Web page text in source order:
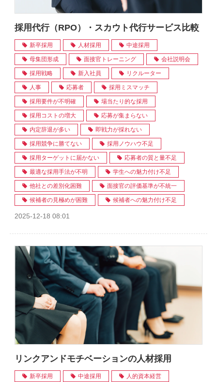
採用代行（RPO）・スカウト代行サービス比較
新卒採用 人材採用 中途採用
母集団形成 面接官トレーニング 会社説明会
採用戦略 新入社員 リクルーター
人事 応募者 採用ミスマッチ
採用要件が不明確 場当たり的な採用
採用コストの増大 応募が集まらない
内定辞退が多い 即戦力が採れない
採用競争に勝てない 採用ノウハウ不足
採用ターゲットに届かない 応募者の質と量不足
最適な採用手法が不明 学生への魅力付け不足
他社との差別化困難 面接官の評価基準が不統一
候補者の見極めが困難 候補者への魅力付け不足
2025-12-18 08:01
リンクアンドモチベーションの人材採用
新卒採用 中途採用 人的資本経営